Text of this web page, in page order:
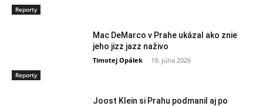
Reporty
Reporty
Mac DeMarco v Prahe ukázal ako znie
jeho jizz jazz naživo
Timotej Opálek - 19. júna 2026
Joost Klein si Prahu podmanil aj po